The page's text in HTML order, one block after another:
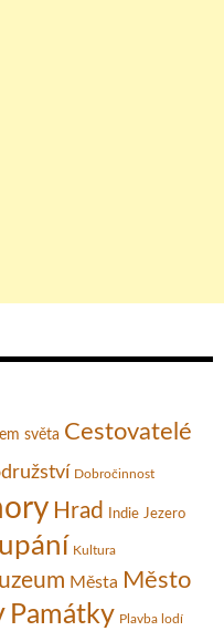
světa Cestovatelé
Dobročinnost
Hrad Indie Jezero
Kultura
Města Město
Památky Plavba lodí